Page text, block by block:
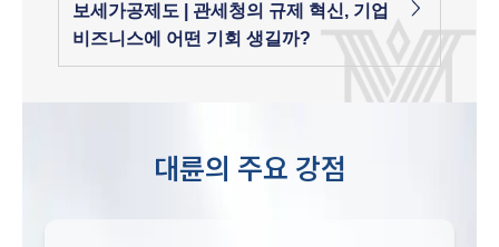
보세가공제도 | 관세청의 규제 혁신, 기업
비즈니스에 어떤 기회 생길까?
대륜의 주요 강점